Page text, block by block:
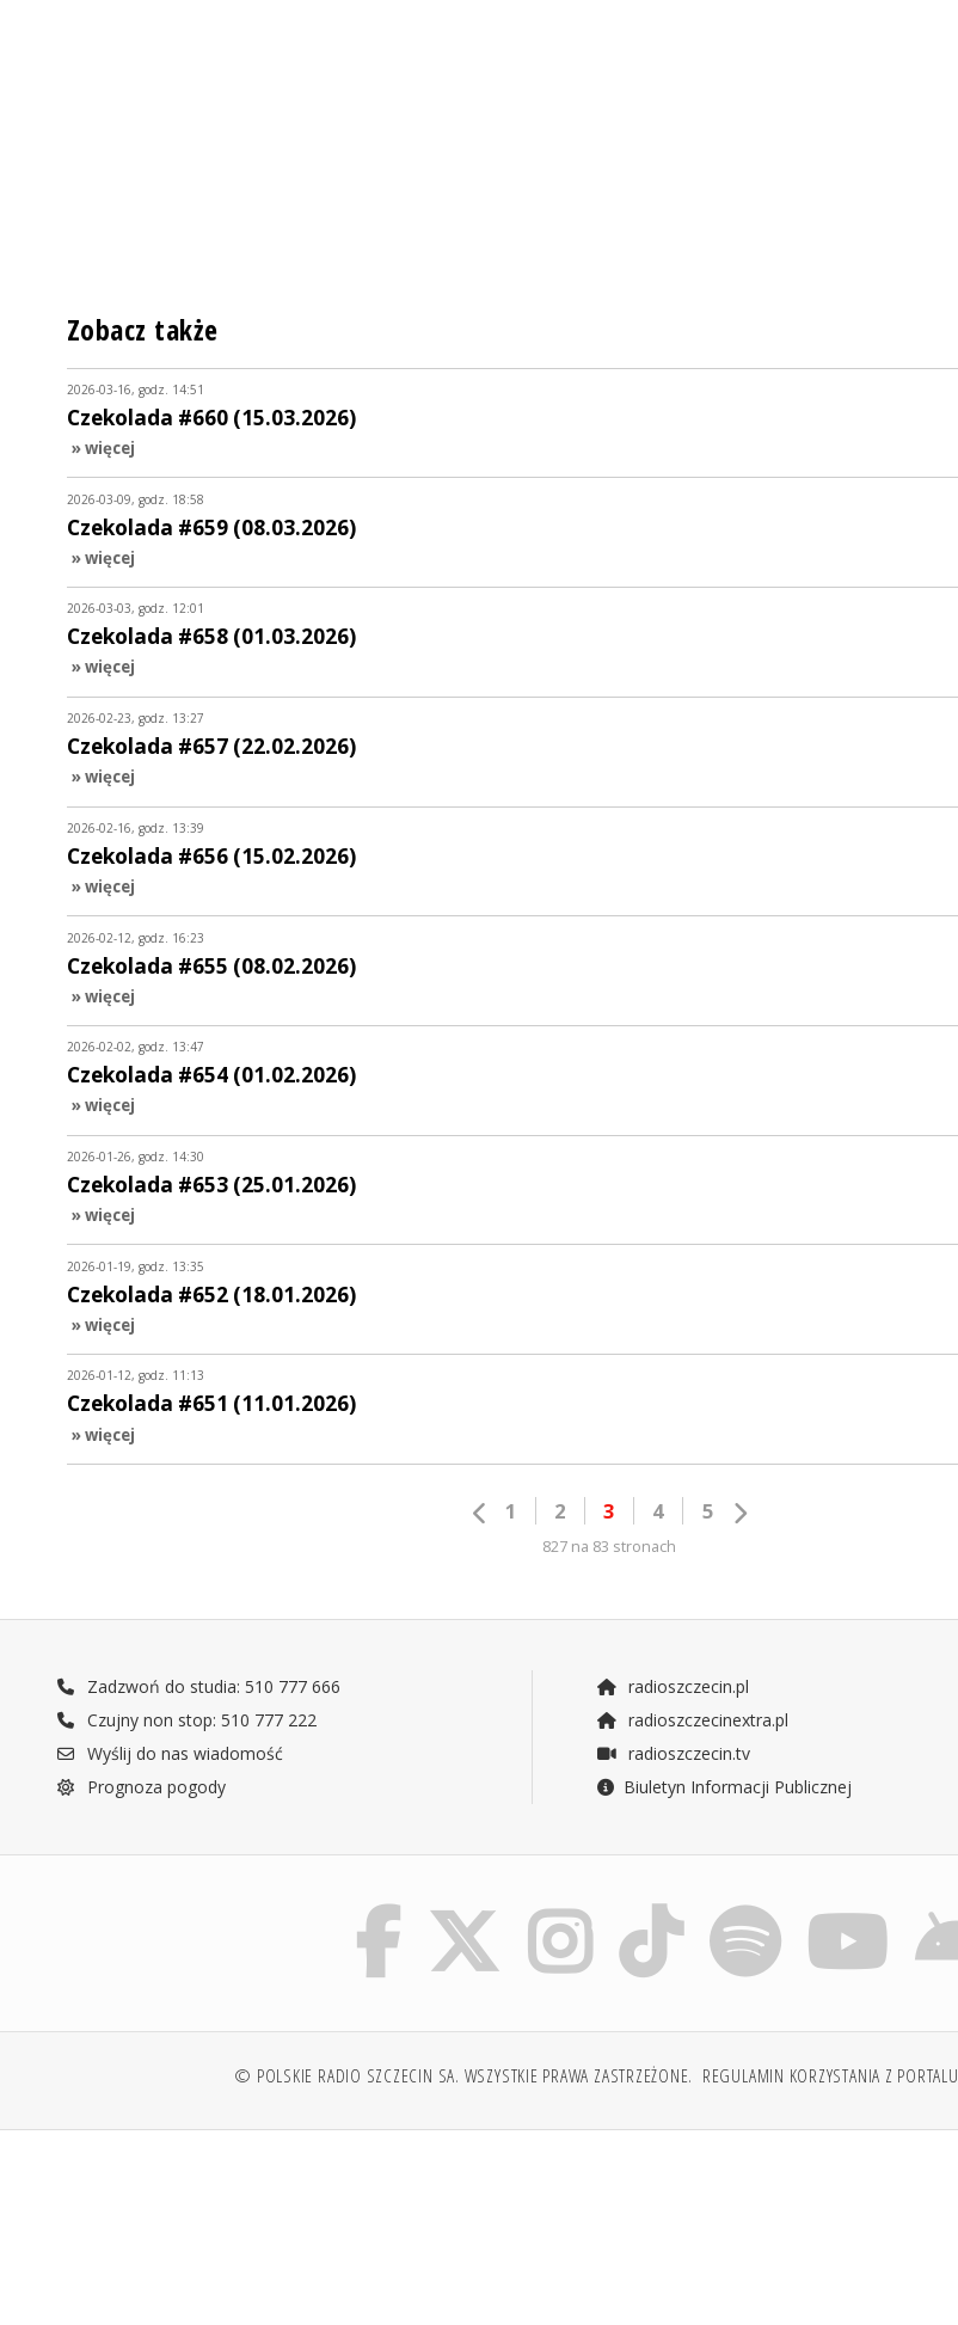
Zobacz także
2026-03-16, godz. 14:51
Czekolada #660 (15.03.2026)
» więcej
2026-03-09, godz. 18:58
Czekolada #659 (08.03.2026)
» więcej
2026-03-03, godz. 12:01
Czekolada #658 (01.03.2026)
» więcej
2026-02-23, godz. 13:27
Czekolada #657 (22.02.2026)
» więcej
2026-02-16, godz. 13:39
Czekolada #656 (15.02.2026)
» więcej
2026-02-12, godz. 16:23
Czekolada #655 (08.02.2026)
» więcej
2026-02-02, godz. 13:47
Czekolada #654 (01.02.2026)
» więcej
2026-01-26, godz. 14:30
Czekolada #653 (25.01.2026)
» więcej
2026-01-19, godz. 13:35
Czekolada #652 (18.01.2026)
» więcej
2026-01-12, godz. 11:13
Czekolada #651 (11.01.2026)
» więcej
1 2 3 4 5
827 na 83 stronach
Zadzwoń do studia: 510 777 666
Czujny non stop: 510 777 222
Wyślij do nas wiadomość
Prognoza pogody
radioszczecin.pl
radioszczecinextra.pl
radioszczecin.tv
Biuletyn Informacji Publicznej
© POLSKIE RADIO SZCZECIN SA. WSZYSTKIE PRAWA ZASTRZEŻONE. REGULAMIN KORZYSTANIA Z PORTALU